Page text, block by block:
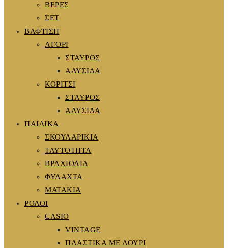
ΒΕΡΕΣ
ΣΕΤ
ΒΑΦΤΙΣΗ
ΑΓΟΡΙ
ΣΤΑΥΡΟΣ
ΑΛΥΣΙΔΑ
ΚΟΡΙΤΣΙ
ΣΤΑΥΡΟΣ
ΑΛΥΣΙΔΑ
ΠΑΙΔΙΚΑ
ΣΚΟΥΛΑΡΙΚΙΑ
ΤΑΥΤΟΤΗΤΑ
ΒΡΑΧΙΟΛΙΑ
ΦΥΛΑΧΤΑ
ΜΑΤΑΚΙΑ
ΡΟΛΟΙ
CASIO
VINTAGE
ΠΛΑΣΤΙΚΑ ΜΕ ΛΟΥΡΙ